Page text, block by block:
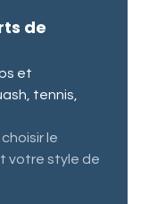
de
et
tennis,
le
votre style de